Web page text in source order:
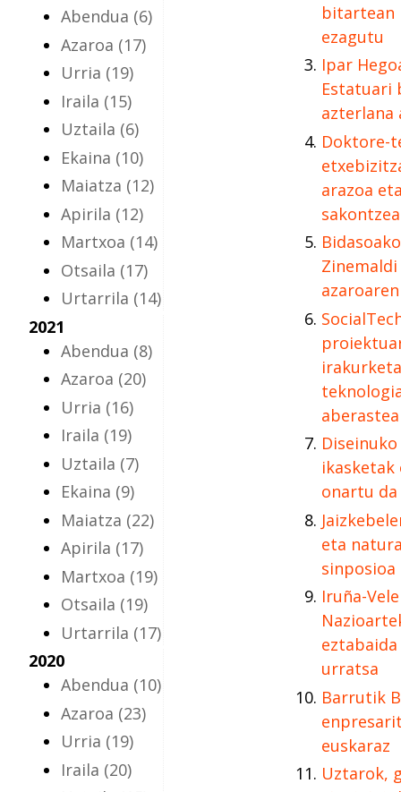
Abendua (6)
Azaroa (17)
Urria (19)
Iraila (15)
Uztaila (6)
Ekaina (10)
Maiatza (12)
Apirila (12)
Martxoa (14)
Otsaila (17)
Urtarrila (14)
2021
Abendua (8)
Azaroa (20)
Urria (16)
Iraila (19)
Uztaila (7)
Ekaina (9)
Maiatza (22)
Apirila (17)
Martxoa (19)
Otsaila (19)
Urtarrila (17)
2020
Abendua (10)
Azaroa (23)
Urria (19)
Iraila (20)
bitartean
ezagutu
Ipar
Estatuari
Doktore-
arazoa
sakontzea
aberastea
onartu da
eta
sinposioa
Iruña-
urratsa
Barrutik
euskaraz
Uztarok,